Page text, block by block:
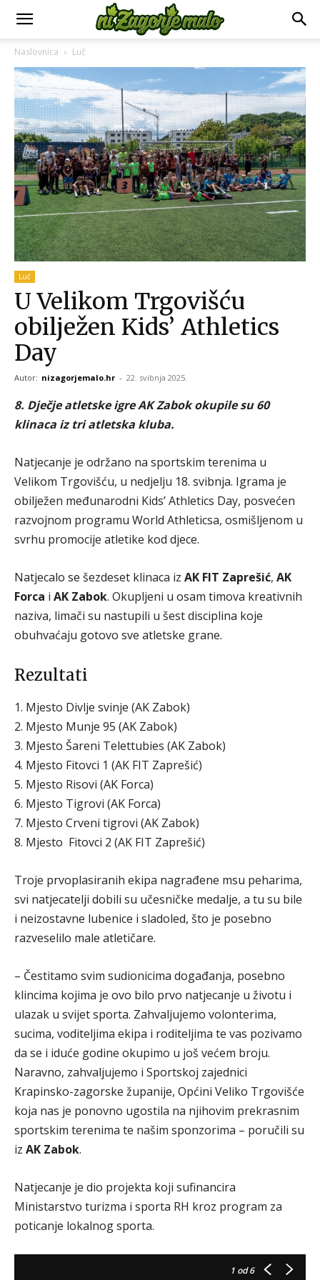
Naslovnica Luč
Luč
U Velikom Trgovišću
obilježen Kids’ Athletics
Day
Autor: nizagorjemalo.hr - 22. svibnja 2025.
8. Dječje atletske igre AK Zabok okupile su 60
klinaca iz tri atletska kluba.
Natjecanje je održano na sportskim terenima u
Velikom Trgovišću, u nedjelju 18. svibnja. Igrama je
obilježen međunarodni Kids’ Athletics Day, posvećen
razvojnom programu World Athleticsa, osmišljenom u
svrhu promocije atletike kod djece.
Natjecalo se šezdeset klinaca iz AK FIT Zaprešić, AK
Forca i AK Zabok. Okupljeni u osam timova kreativnih
naziva, limači su nastupili u šest disciplina koje
obuhvaćaju gotovo sve atletske grane.
Rezultati
1. Mjesto Divlje svinje (AK Zabok)
2. Mjesto Munje 95 (AK Zabok)
3. Mjesto Šareni Telettubies (AK Zabok)
4. Mjesto Fitovci 1 (AK FIT Zaprešić)
5. Mjesto Risovi (AK Forca)
6. Mjesto Tigrovi (AK Forca)
7. Mjesto Crveni tigrovi (AK Zabok)
8. Mjesto Fitovci 2 (AK FIT Zaprešić)
Troje prvoplasiranih ekipa nagrađene msu peharima,
svi natjecatelji dobili su učesničke medalje, a tu su bile
i neizostavne lubenice i sladoled, što je posebno
razveselilo male atletičare.
– Čestitamo svim sudionicima događanja, posebno
klincima kojima je ovo bilo prvo natjecanje u životu i
ulazak u svijet sporta. Zahvaljujemo volonterima,
sucima, voditeljima ekipa i roditeljima te vas pozivamo
da se i iduće godine okupimo u još većem broju.
Naravno, zahvaljujemo i Sportskoj zajednici
Krapinsko-zagorske županije, Općini Veliko Trgovišće
koja nas je ponovno ugostila na njihovim prekrasnim
sportskim terenima te našim sponzorima – poručili su
iz AK Zabok.
Natjecanje je dio projekta koji sufinancira
Ministarstvo turizma i sporta RH kroz program za
poticanje lokalnog sporta.
1 od 6